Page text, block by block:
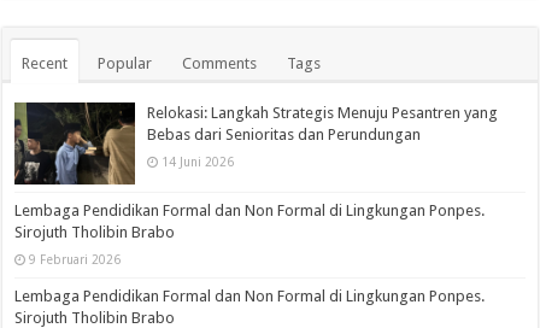
Recent Popular Comments Tags
Relokasi: Langkah Strategis Menuju Pesantren yang
Bebas dari Senioritas dan Perundungan
14 Juni 2026
Lembaga Pendidikan Formal dan Non Formal di Lingkungan Ponpes.
Sirojuth Tholibin Brabo
9 Februari 2026
Lembaga Pendidikan Formal dan Non Formal di Lingkungan Ponpes.
Sirojuth Tholibin Brabo